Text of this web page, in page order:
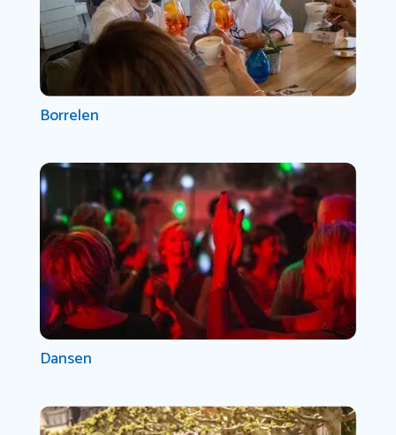
Borrelen
Dansen